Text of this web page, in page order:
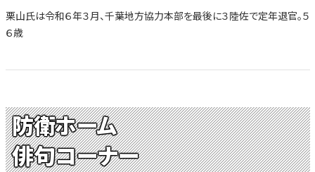
栗山氏は令和６年３月、千葉地方協力本部を最後に３陸佐で定年退官。５
６歳
防衛ホーム
俳句コーナー